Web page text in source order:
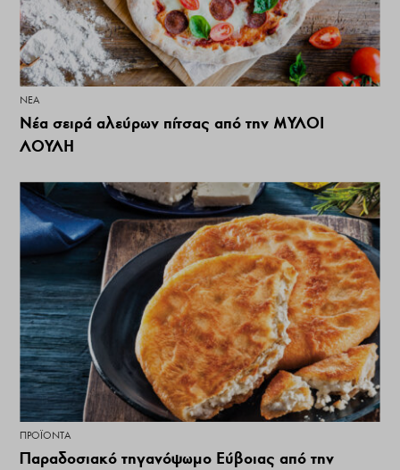
ΝΕΑ
Νέα σειρά αλεύρων πίτσας από την ΜΥΛΟΙ
ΛΟΥΛΗ
ΠΡΟΪΌΝΤΑ
Παραδοσιακό τηγανόψωμο Εύβοιας από την